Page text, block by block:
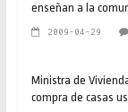
enseñan a la
2009-04-29
Ministra de
compra de casas